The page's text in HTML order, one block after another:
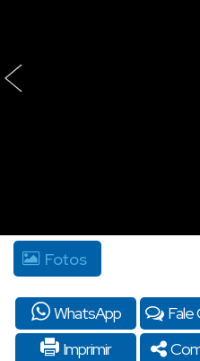
‹
Fotos
WhatsApp Fale
Imprimir